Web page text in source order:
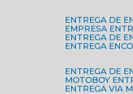
ENTREGA DE
EMPRESA
ENTREGA DE
ENTREGA
ENTREGA DE
MOTOBOY
ENTREGA VIA